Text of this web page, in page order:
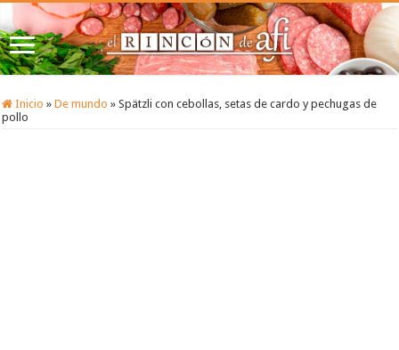
Inicio » De mundo » Spätzli con cebollas, setas de cardo y pechugas de
pollo